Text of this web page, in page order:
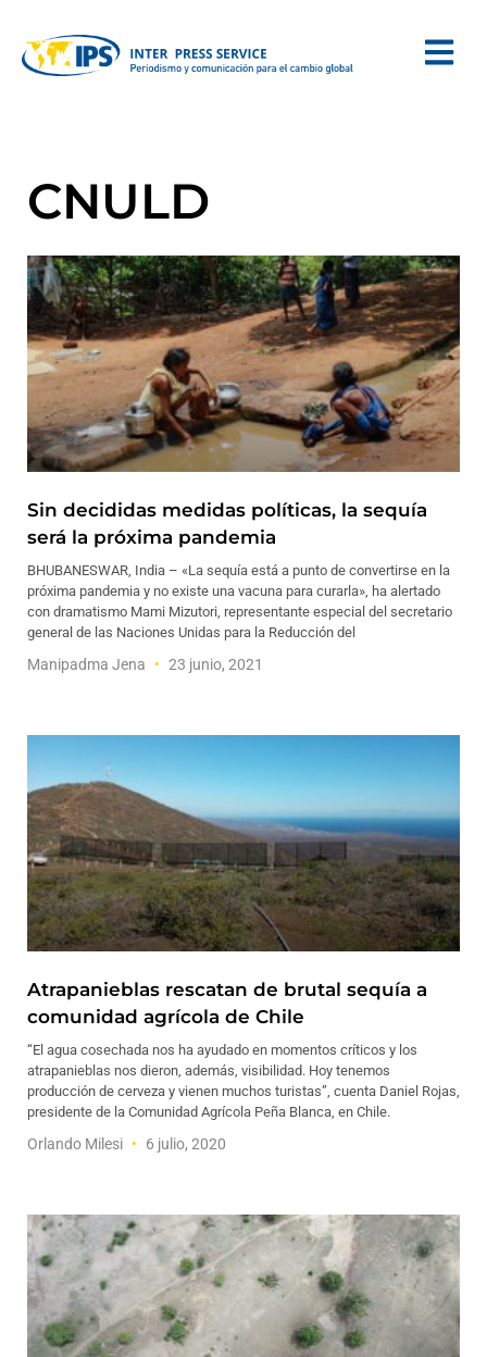
CNULD
Sin decididas medidas políticas, la sequía
será la próxima pandemia
BHUBANESWAR, India – «La sequía está a punto de convertirse en la
próxima pandemia y no existe una vacuna para curarla», ha alertado
con dramatismo Mami Mizutori, representante especial del secretario
general de las Naciones Unidas para la Reducción del
Manipadma Jena 23 junio, 2021
Atrapanieblas rescatan de brutal sequía a
comunidad agrícola de Chile
“El agua cosechada nos ha ayudado en momentos críticos y los
atrapanieblas nos dieron, además, visibilidad. Hoy tenemos
producción de cerveza y vienen muchos turistas”, cuenta Daniel Rojas,
presidente de la Comunidad Agrícola Peña Blanca, en Chile.
Orlando Milesi 6 julio, 2020